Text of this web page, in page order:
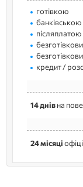
готівкою
післяплатою
кредит /
14 днівна
24 місяці